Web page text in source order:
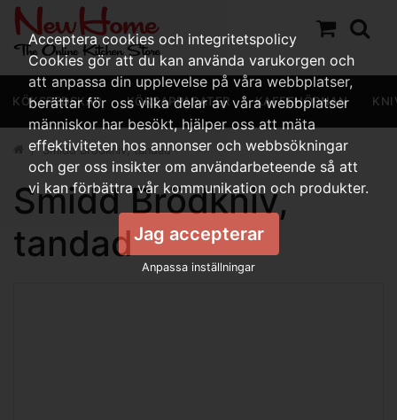
KÖKSREDSKAP KÖKSAPPARATER KAFFEHÖRNAN
Smidd Brödkniv, tandad
Smidd Brödkniv,
tandad
Acceptera cookies och integritetspolicy
Cookies gör att du kan använda varukorgen och
att anpassa din upplevelse på våra webbplatser,
berättar för oss vilka delar av våra webbplatser
människor har besökt, hjälper oss att mäta
effektiviteten hos annonser och webbsökningar
och ger oss insikter om användarbeteende så att
vi kan förbättra vår kommunikation och produkter.
Jag accepterar
Anpassa inställningar